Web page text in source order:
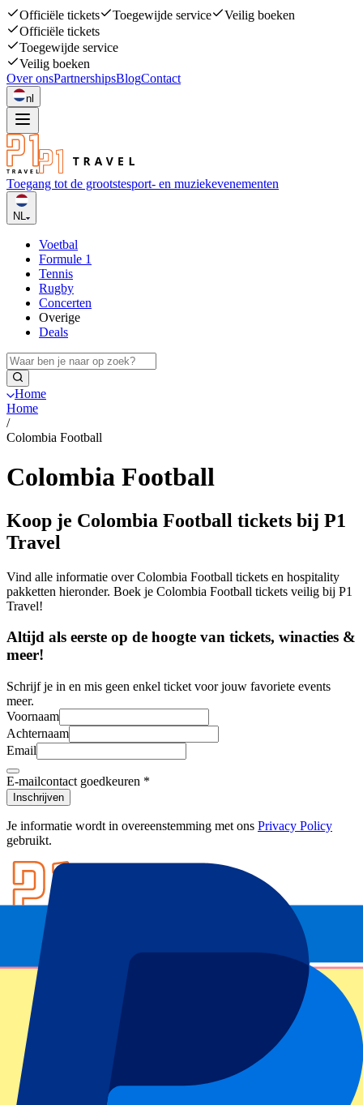
Officiële tickets Toegewijde service
Veilig boeken
Officiële tickets
Toegewijde service
Veilig boeken
Over onsPartnershipsBlogContact
nl
Toegang tot de grootstesport- en muziekevenementen
NL
Voetbal
Formule 1
Tennis
Rugby
Concerten
Overige
Deals
Home
Home
/
Colombia Football
Colombia Football
Koop je Colombia Football tickets bij P1
Travel
Vind alle informatie over Colombia Football tickets en hospitality
pakketten hieronder. Boek je Colombia Football tickets veilig bij P1
Travel!
Altijd als eerste op de hoogte van tickets, winacties &
meer!
Schrijf je in en mis geen enkel ticket voor jouw favoriete events
meer.
Voornaam
Achternaam
Email
E-mailcontact goedkeuren *
Inschrijven
Je informatie wordt in overeenstemming met ons Privacy Policy
gebruikt.
Footer menu
Top clubs
West Ham United
Manchester United
Tottenham Hotspur
Real Madrid CF